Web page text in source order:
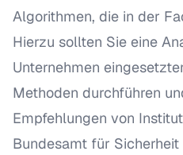
Algorithmen, die in der
Hierzu sollten Sie eine
Unternehmen
Methoden durchführen
Empfehlungen von
Bundesamt für Sicherheit